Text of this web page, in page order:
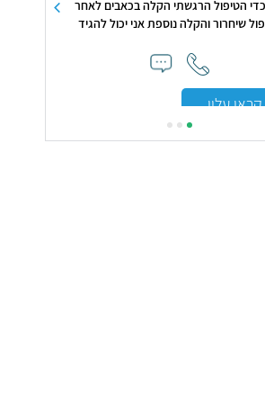
הטיפול הרגשתי הקלה בכאבים לאחר
שיחרור והקלה נוספת אני יכול להגיד
כך שיכולתי לחייך"
קראו עליי
תרחיב יותר